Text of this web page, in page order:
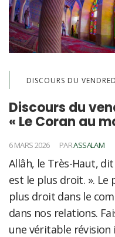
DISCOURS DU
Discours du
« Le Coran au
6 MARS 2026 PARASSALAM
Allâh, le Très-Haut,
est le plus droit. ». Le
plus droit dans le
dans nos relations.
une véritable